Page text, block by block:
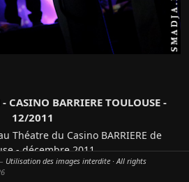
BARRIERE TOULOUSE -
12/2011
Théatre du Casino BARRIERE de
- décembre 2011
13/12/2011
Utilisation des images interdite · All rights